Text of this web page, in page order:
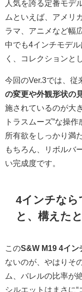
人気を誇る定番モデ
ムといえば、アメリ
ラマ、アニメなど幅
中でも4インチモデ
く、コレクションと
今回のVer.3では、従
の変更や外観形状の
施されているのが大
トラスムーズ”な操
所有欲をしっかり満
もちろん、リボルバ
い完成度です。
4インチなら
と、構えた
このS&W M19 4イン
ないのが、やはりそ
ム、バレルの比率が
シルエットはまさに“